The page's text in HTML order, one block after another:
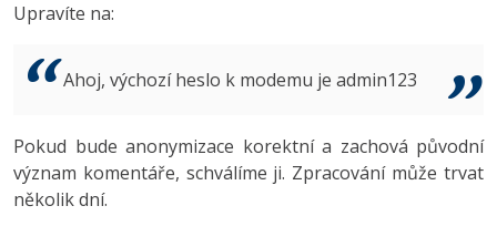
Best practices
Copywriter
WordPress specialista
Algoritmy -41%
Umělá inteligence (AI) -10%
Windows
Fórum
Upravíte na:
Ahoj, výchozí heslo k modemu je admin123
Pokud bude anonymizace korektní a zachová původní
význam komentáře, schválíme ji. Zpracování může trvat
několik dní.